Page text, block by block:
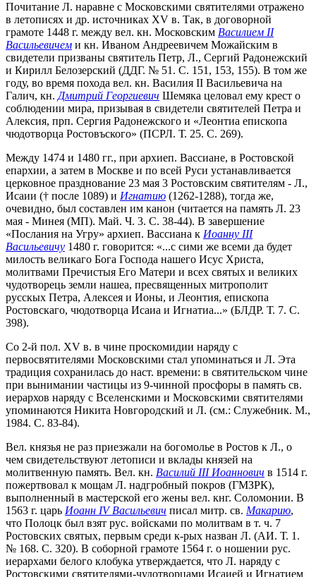
Почитание Л. наравне с Московскими святителями отражено
в летописях и др. источниках XV в. Так, в договорной
грамоте 1448 г. между вел. кн. Московским Василием II
Васильевичем и кн. Иваном Андреевичем Можайским в
свидетели призваны святитель Петр, Л., Сергий Радонежский
и Кирилл Белозерский (ДДГ. № 51. С. 151, 153, 155). В том же
году, во время похода вел. кн. Василия II Васильевича на
Галич, кн. Дмитрий Георгиевич Шемяка целовал ему крест о
соблюдении мира, призывая в свидетели святителей Петра и
Алексия, прп. Сергия Радонежского и «Леонтиа епископа
чюдотворца Ростовъского» (ПСРЛ. Т. 25. С. 269).
Между 1474 и 1480 гг., при архиеп. Вассиане, в Ростовской
епархии, а затем в Москве и по всей Руси устанавливается
церковное празднование 23 мая 3 Ростовским святителям - Л.,
Исаии († после 1089) и Игнатию (1262-1288), тогда же,
очевидно, был составлен им канон (читается на память Л. 23
мая - Минея (МП). Май. Ч. 3. С. 38-44). В завершение
«Послания на Угру» архиеп. Вассиана к Иоанну III
Васильевичу 1480 г. говорится: «...с сими же всеми да будет
милость великаго Бога Господа нашего Исус Христа,
молитвами Пречистыя Его Матери и всех святых и великих
чудотворець земли нашеа, пресвященных митрополит
русскых Петра, Алексея и Ионы, и Леонтия, епископа
Ростовскаго, чюдотворца Исаиа и Игнатиа...» (БЛДР. Т. 7. С.
398).
Со 2-й пол. XV в. в чине проскомидии наряду с
первосвятителями Московскими стал упоминаться и Л. Эта
традиция сохранилась до наст. времени: в святительском чине
при вынимании частицы из 9-чинной просфоры в память св.
иерархов наряду с Вселенскими и Московскими святителями
упоминаются Никита Новгородский и Л. (см.: Служебник. М.,
1984. С. 83-84).
Вел. князья не раз приезжали на богомолье в Ростов к Л., о
чем свидетельствуют летописи и вклады князей на
молитвенную память. Вел. кн. Василий III Иоаннович в 1514 г.
пожертвовал к мощам Л. надгробный покров (ГМЗРК),
выполненный в мастерской его жены вел. кнг. Соломонии. В
1563 г. царь Иоанн IV Васильевич писал митр. св. Макарию,
что Полоцк был взят рус. войсками по молитвам в т. ч. 7
Ростовских святых, первым среди к-рых назван Л. (АИ. Т. 1.
№ 168. С. 320). В соборной грамоте 1564 г. о ношении рус.
иерархами белого клобука утверждается, что Л. наряду с
Ростовскими святителями-чудотворцами Исаией и Игнатием